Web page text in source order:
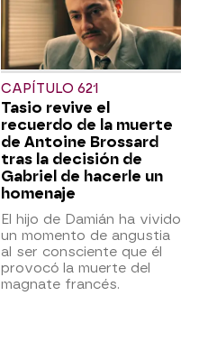
CAPÍTULO 621
Tasio revive el
recuerdo de la muerte
de Antoine Brossard
tras la decisión de
Gabriel de hacerle un
homenaje
El hijo de Damián ha vivido
un momento de angustia
al ser consciente que él
provocó la muerte del
magnate francés.